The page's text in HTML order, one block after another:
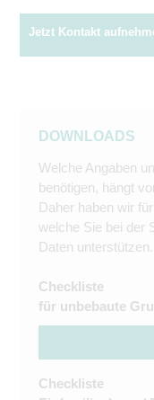
Jetzt Kontakt
DOWNLOADS
Welche Angaben
benötigen, hängt
Daher haben wir
welche Sie bei der
Daten unterstützen.
Checkliste
für unbebaute
Checkliste